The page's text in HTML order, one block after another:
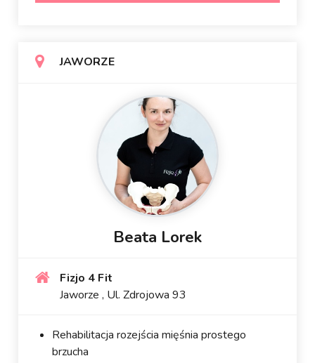
JAWORZE
Beata Lorek
Fizjo 4 Fit
Jaworze , Ul. Zdrojowa 93
Rehabilitacja rozejścia mięśnia prostego
brzucha